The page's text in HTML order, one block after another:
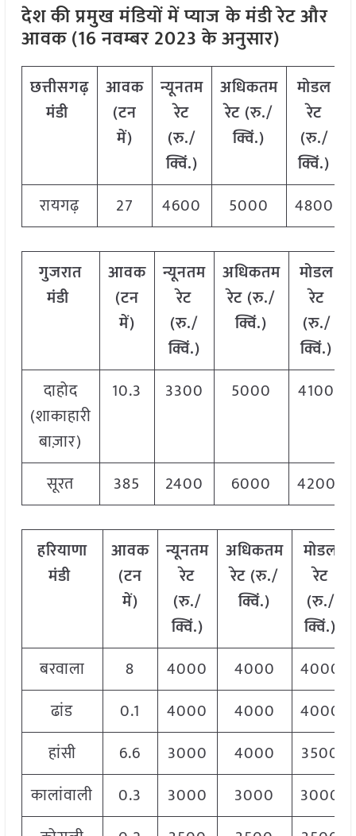
देश की प्रमुख मंडियों में प्याजके मंडी रेट और
आवक (16 नवम्बर 2023 के अनुसार)
छत्तीसगढ़
मंडी
आवक
(टन
में)
न्यूनतम
रेट
(रु./
क्विं.)
अधिकतम
रेट (रु./
क्विं.)
मोडल
रेट
(रु./
क्विं.)
रायगढ़
27 4600 5000 4800
गुजरात
मंडी
आवक
(टन
में)
न्यूनतम
रेट
(रु./
क्विं.)
अधिकतम
रेट (रु./
क्विं.)
मोडल
रेट
(रु./
क्विं.)
दाहोद
(शाकाहारी
बाज़ार)
10.3 3300 5000 4100
सूरत 385 2400 6000 4200
हरियाणा
मंडी
आवक
(टन
में)
न्यूनतम
रेट
(रु./
क्विं.)
अधिकतम
रेट (रु./
क्विं.)
मोडल
रेट
(रु./
क्विं.)
बरवाला
8 4000 4000
4000
ढांड
0.1 4000 4000
4000
हांसी
6.6 3000 4000
3500
कालांवाली
0.3 3000 3000
3000